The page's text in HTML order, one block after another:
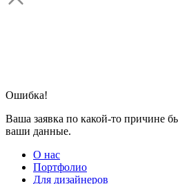
Ошибка!
Ваша заявка по какой-то причине
ваши данные.
О нас
Портфолио
Для дизайнеров